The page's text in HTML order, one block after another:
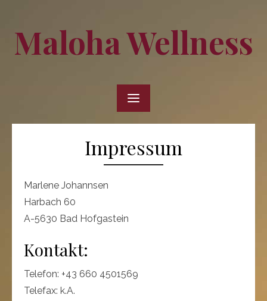
content
Maloha Wellness
Impressum
Marlene Johannsen
Harbach 60
A-5630 Bad Hofgastein
Kontakt:
Telefon: +43 660 4501569
Telefax: k.A.